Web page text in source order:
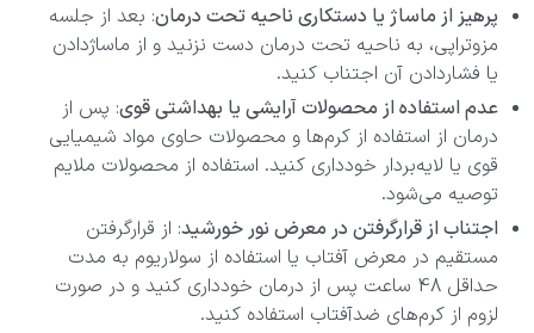
پرهیز از ماساژ یا دستکاری ناحیه تحت درمان: بعد از جلسه
مزوتراپی، به ناحیه تحت درمان دست نزنید و از ماساژدادن
یا فشاردادن آن اجتناب کنید.
عدم استفاده از محصولات آرایشی یا بهداشتی قوی: پس از
درمان از استفاده از کرم‌ها و محصولات حاوی مواد شیمیایی
قوی یا لایه‌بردار خودداری کنید. استفاده از محصولات ملایم
توصیه می‌شود.
اجتناب از قرارگرفتن در معرض نور خورشید: از قرارگرفتن
مستقیم در معرض آفتاب یا استفاده از سولاریوم به مدت
حداقل 48 ساعت پس از درمان خودداری کنید و در صورت
لزوم از کرم‌های ضدآفتاب استفاده کنید.